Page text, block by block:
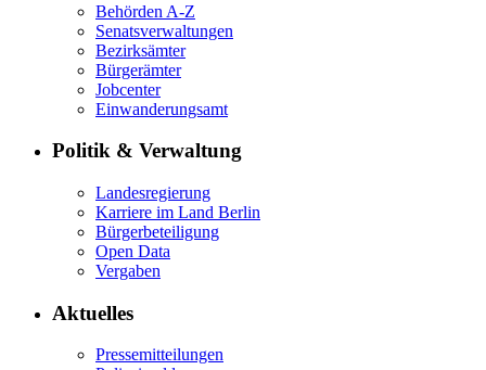
Behörden A-Z
Senatsverwaltungen
Bezirksämter
Bürgerämter
Jobcenter
Einwanderungsamt
Politik & Verwaltung
Landesregierung
Karriere im Land Berlin
Bürgerbeteiligung
Open Data
Vergaben
Aktuelles
Pressemitteilungen